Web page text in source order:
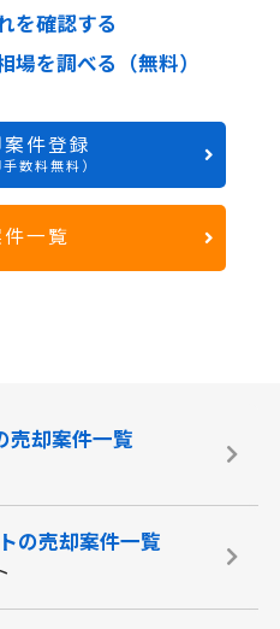
を確認する
場を調べる（無料）
件登録
手数料無料）
一覧
売却案件一覧
の売却案件一覧